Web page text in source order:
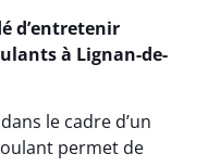
d’entretenir
à Lignan-de-
le cadre d’un
permet de